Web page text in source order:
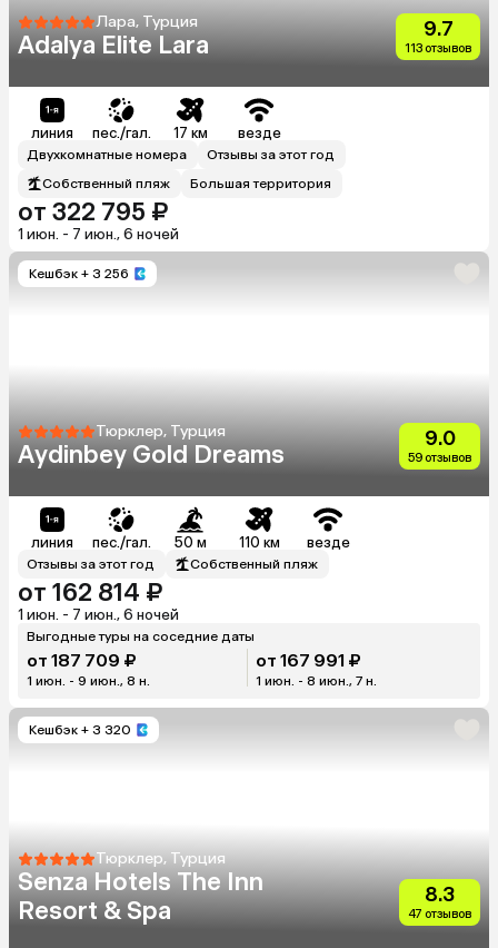
Лара, Турция
Adalya Elite Lara
9.7
113 отзывов
линия пес./гал. 17 км везде
Двухкомнатные номера
Отзывы за этот год
Собственный пляж
Большая территория
от 322 795 ₽
1 июн. - 7 июн., 6 ночей
Кешбэк + 3 256
Тюрклер, Турция
Aydinbey Gold Dreams
9.0
59 отзывов
линия пес./гал. 50 м 110 км везде
Отзывы за этот год Собственный пляж
от 162 814 ₽
1 июн. - 7 июн., 6 ночей
Выгодные туры на соседние даты
от 187 709 ₽
1 июн. - 9 июн., 8 н.
от 167 991 ₽
1 июн. - 8 июн., 7 н.
Кешбэк + 3 320
Тюрклер, Турция
Senza Hotels The Inn
Resort & Spa
8.3
47 отзывов